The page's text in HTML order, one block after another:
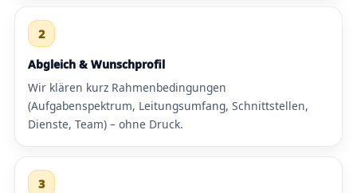
2
Abgleich & Wunschprofil
Wir klären kurz Rahmenbedingungen
(Aufgabenspektrum, Leitungsumfang, Schnittstellen,
Dienste, Team) – ohne Druck.
3